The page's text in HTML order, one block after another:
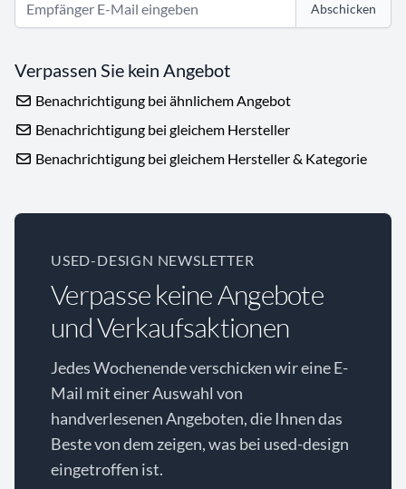
Abschicken
Verpassen Sie kein Angebot
Benachrichtigung bei ähnlichem Angebot
Benachrichtigung bei gleichem Hersteller
Benachrichtigung bei gleichem Hersteller & Kategorie
USED-DESIGN NEWSLETTER
Verpasse keine Angebote
und Verkaufsaktionen
Jedes Wochenende verschicken wir eine E-
Mail mit einer Auswahl von
handverlesenen Angeboten, die Ihnen das
Beste von dem zeigen, was bei used-design
eingetroffen ist.